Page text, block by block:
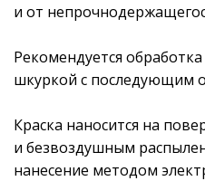
и от
Рекомендуется
шкуркой с последующим
Краска наносится на
и безвоздушным
нанесение методом